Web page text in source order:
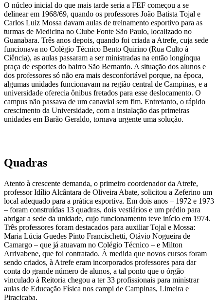
O núcleo inicial do que mais tarde seria a FEF começou a se
delinear em 1968/69, quando os professores João Batista Tojal e
Carlos Luiz Mossa davam aulas de treinamento esportivo para as
turmas de Medicina no Clube Fonte São Paulo, localizado no
Guanabara. Três anos depois, quando foi criada a Atrefe, cuja sede
funcionava no Colégio Técnico Bento Quirino (Rua Culto à
Ciência), as aulas passaram a ser ministradas na então longínqua
praça de esportes do bairro São Bernardo. A situação dos alunos e
dos professores só não era mais desconfortável porque, na época,
algumas unidades funcionavam na região central de Campinas, e a
universidade oferecia ônibus fretados para esse deslocamento. O
campus não passava de um canavial sem fim. Entretanto, o rápido
crescimento da Universidade, com a instalação das primeiras
unidades em Barão Geraldo, tornava urgente uma solução.
Quadras
Atento à crescente demanda, o primeiro coordenador da Atrefe,
professor Idílio Alcântara de Oliveira Abate, solicitou a Zeferino um
local adequado para a prática esportiva. Em dois anos – 1972 e 1973
– foram construídas 13 quadras, dois vestiários e um prédio para
abrigar a sede da unidade, cujo funcionamento teve início em 1974.
Três professores foram destacados para auxiliar Tojal e Mossa:
Maria Lúcia Guedes Pinto Francischetti, Otávio Nogueira de
Camargo – que já atuavam no Colégio Técnico – e Milton
Arrivabene, que foi contratado. À medida que novos cursos foram
sendo criados, à Atrefe eram incorporados professores para dar
conta do grande número de alunos, a tal ponto que o órgão
vinculado à Reitoria chegou a ter 33 profissionais para ministrar
aulas de Educação Física nos campi de Campinas, Limeira e
Piracicaba.